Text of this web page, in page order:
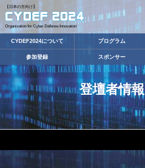
【日本の方向け】
Organization for Cyber Defense Innovation
CYDEF2024について プログラム
参加登録 スポンサー
登壇者情報